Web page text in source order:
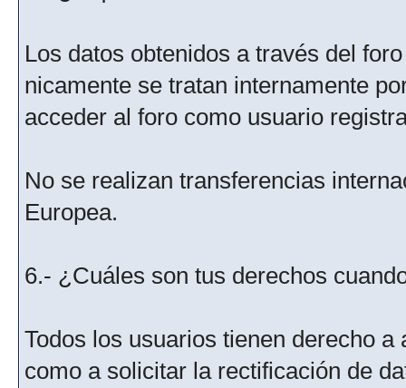
Los datos obtenidos a través del
nicamente se tratan internamente
acceder al foro como usuario
No se realizan transferencias
Europea.
6.- ¿Cuáles son tus derechos
Todos los usuarios tienen derecho
como a solicitar la rectificación de